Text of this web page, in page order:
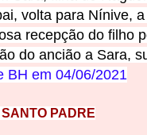
volta para Nínive,
recepção do filho
do ancião a Sara,
BH em 04/06/2021
PADRE